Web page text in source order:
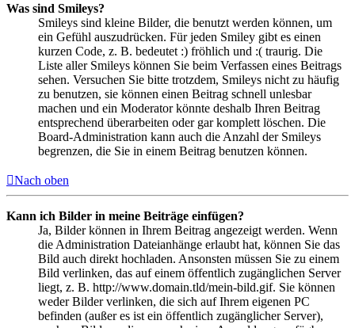
Was sind Smileys?
Smileys sind kleine Bilder, die benutzt werden können, um
ein Gefühl auszudrücken. Für jeden Smiley gibt es einen
kurzen Code, z. B. bedeutet :) fröhlich und :( traurig. Die
Liste aller Smileys können Sie beim Verfassen eines Beitrags
sehen. Versuchen Sie bitte trotzdem, Smileys nicht zu häufig
zu benutzen, sie können einen Beitrag schnell unlesbar
machen und ein Moderator könnte deshalb Ihren Beitrag
entsprechend überarbeiten oder gar komplett löschen. Die
Board-Administration kann auch die Anzahl der Smileys
begrenzen, die Sie in einem Beitrag benutzen können.
Nach oben
Kann ich Bilder in meine Beiträge einfügen?
Ja, Bilder können in Ihrem Beitrag angezeigt werden. Wenn
die Administration Dateianhänge erlaubt hat, können Sie das
Bild auch direkt hochladen. Ansonsten müssen Sie zu einem
Bild verlinken, das auf einem öffentlich zugänglichen Server
liegt, z. B. http://www.domain.tld/mein-bild.gif. Sie können
weder Bilder verlinken, die sich auf Ihrem eigenen PC
befinden (außer es ist ein öffentlich zugänglicher Server),